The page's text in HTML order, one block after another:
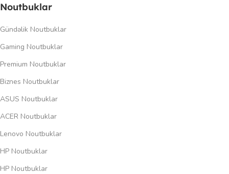
Noutbuklar
Gündəlik Noutbuklar
Gaming Noutbuklar
Premium Noutbuklar
Biznes Noutbuklar
ASUS Noutbuklar
ACER Noutbuklar
Lenovo Noutbuklar
HP Noutbuklar
HP Noutbuklar